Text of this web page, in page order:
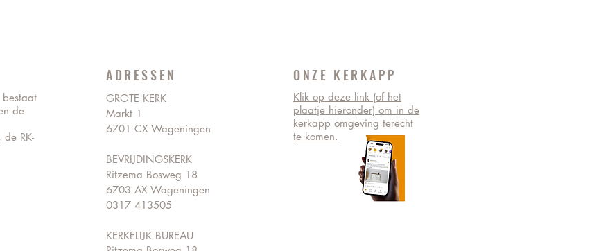
bestaat
de
RK-
ADRESSEN
GROTE KERK
Markt 1
6701 CX Wageningen
BEVRIJDINGSKERK
Ritzema Bosweg 18
6703 AX Wageningen
0317 413505
KERKELIJK BUREAU
ONZE KERKAPP
Klik op deze link (of het
plaatje hieronder) om in de
kerkapp omgeving terecht
te komen.